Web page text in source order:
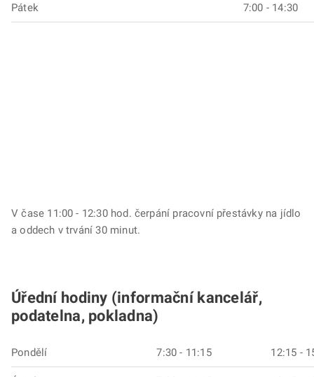
Pátek 7:00 - 14:30
V čase 11:00 - 12:30 hod. čerpání pracovní přestávky na jídlo
a oddech v trvání 30 minut.
Úřední hodiny (informační kancelář,
podatelna, pokladna)
Pondělí 7:30 - 11:15 12:15 -